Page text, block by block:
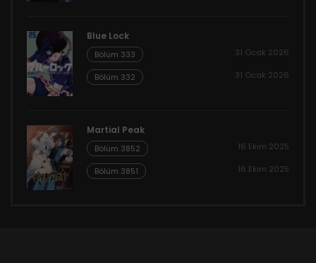
Blue Lock
Bölüm 333 31 Ocak 2026
Bölüm 332 31 Ocak 2026
Martial Peak
Bölüm 3852 16 Ekim 2025
Bölüm 3851 16 Ekim 2025